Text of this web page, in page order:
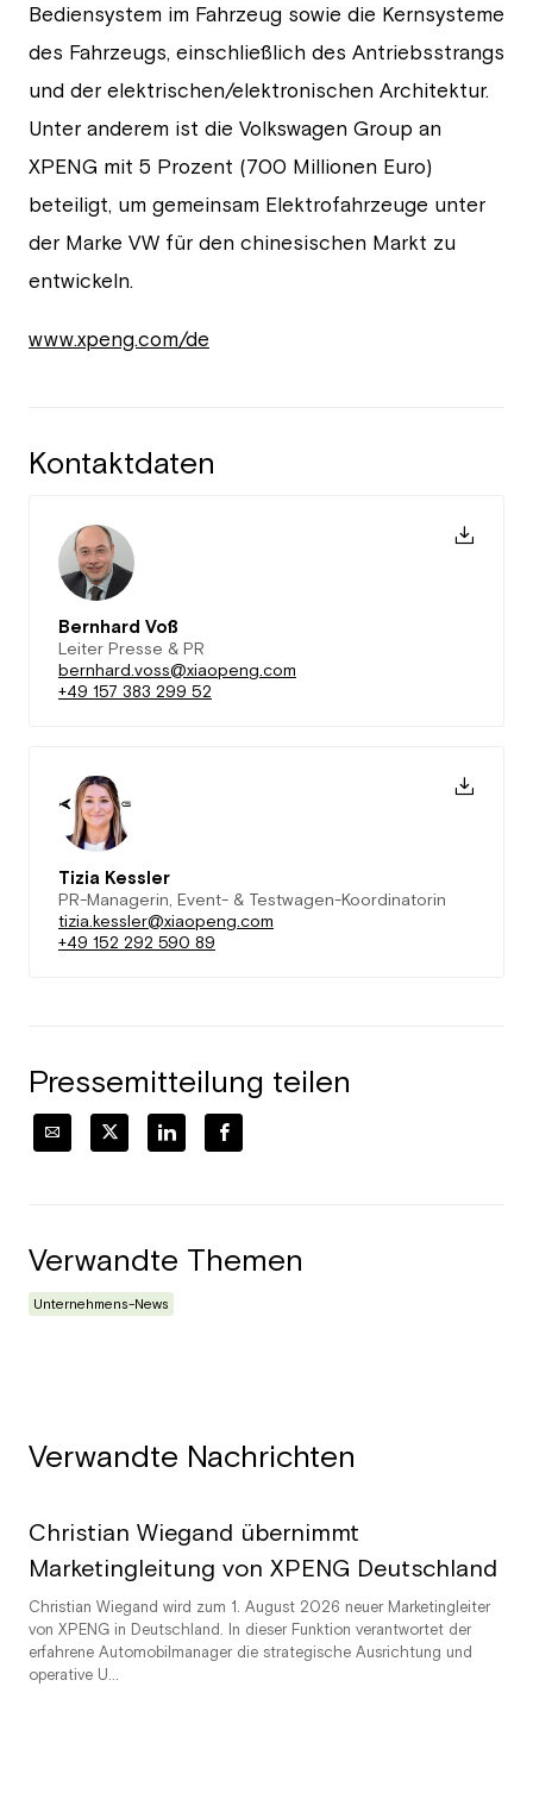
Bediensystem im Fahrzeug sowie die Kernsysteme
des Fahrzeugs, einschließlich des Antriebsstrangs
und der elektrischen/elektronischen Architektur.
Unter anderem ist die Volkswagen Group an
XPENG mit 5 Prozent (700 Millionen Euro)
beteiligt, um gemeinsam Elektrofahrzeuge unter
der Marke VW für den chinesischen Markt zu
entwickeln.
www.xpeng.com/de
Kontaktdaten
Bernhard Voß
Leiter Presse & PR
bernhard.voss@xiaopeng.com
+49 157 383 299 52
Tizia Kessler
PR-Managerin, Event- & Testwagen-Koordinatorin
tizia.kessler@xiaopeng.com
+49 152 292 590 89
Pressemitteilung teilen
Verwandte Themen
Unternehmens-News
Verwandte Nachrichten
Christian Wiegand übernimmt
Marketingleitung von XPENG Deutschland
Christian Wiegand wird zum 1. August 2026 neuer Marketingleiter
von XPENG in Deutschland. In dieser Funktion verantwortet der
erfahrene Automobilmanager die strategische Ausrichtung und
operative U...